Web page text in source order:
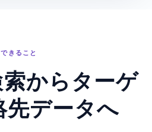
できること
からターゲ
先データへ